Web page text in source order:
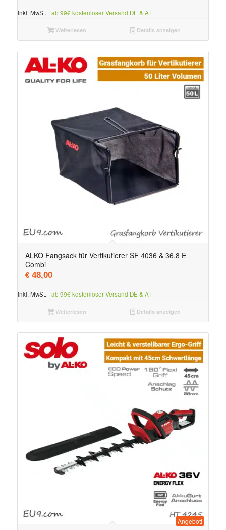
inkl. MwSt. | ab 99€ kostenloser Versand DE & AT
Weiterlesen Details anzeigen
ALKO Fangsack für Vertikutierer SF 4036 & 36.8 E
Combi
€48,00
inkl. MwSt. | ab 99€ kostenloser Versand DE & AT
Weiterlesen Details anzeigen
Angebot!